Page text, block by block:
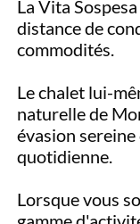
La Vita
distance de
commodités.
Le chalet lui-
naturelle de
évasion
quotidienne.
Lorsque vous